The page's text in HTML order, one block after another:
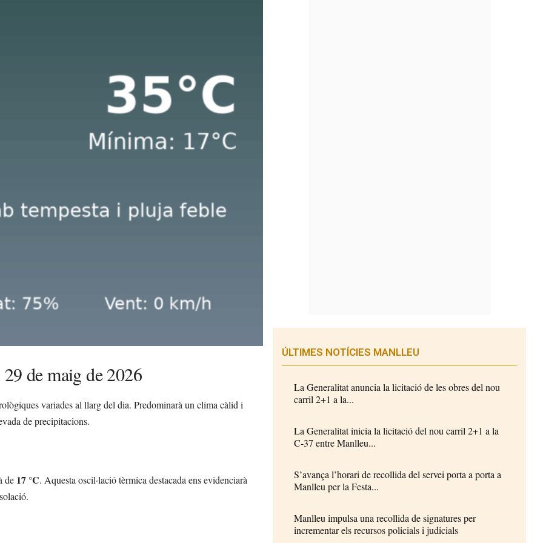
de maig de 2026
variades al llarg del dia. Predominarà un clima càlid i
de precipitacions.
de 17 °C. Aquesta oscil·lació tèrmica destacada ens evidenciarà
ÚLTIMES NOTÍCIES MANLLEU
La Generalitat anuncia la licitació de les obres del nou
carril 2+1 a la...
La Generalitat inicia la licitació del nou carril 2+1 a la
C-37 entre Manlleu...
S’avança l’horari de recollida del servei porta a porta a
Manlleu per la Festa...
Manlleu impulsa una recollida de signatures per
incrementar els recursos policials i judicials